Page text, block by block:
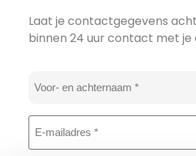
Laat je contactgegevens
binnen 24 uur contact met je
E-
mailadres